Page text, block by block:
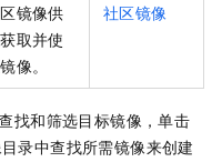
镜像供
取并使
像。
社区镜像
找和筛选目标镜像，单击
录中查找所需镜像来创建